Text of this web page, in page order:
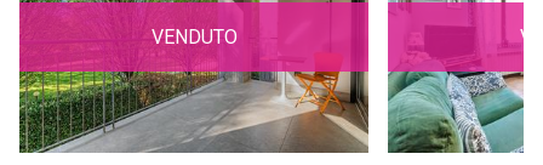
VENDUTO